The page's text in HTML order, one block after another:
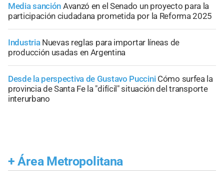
Media sanción Avanzó en el Senado un proyecto para la
participación ciudadana prometida por la Reforma 2025
Industria Nuevas reglas para importar líneas de
producción usadas en Argentina
Desde la perspectiva de Gustavo Puccini Cómo surfea la
provincia de Santa Fe la "difícil" situación del transporte
interurbano
+ Área Metropolitana